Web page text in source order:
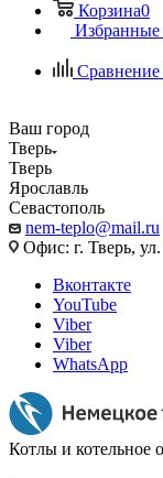
Корзина0
Избранные
Сравнение
Ваш город
Тверь
Тверь
Ярославль
Севастополь
nem-teplo@mail.ru
Офис: г. Тверь,
Вконтакте
YouTube
Viber
Viber
WhatsApp
Котлы и котельное